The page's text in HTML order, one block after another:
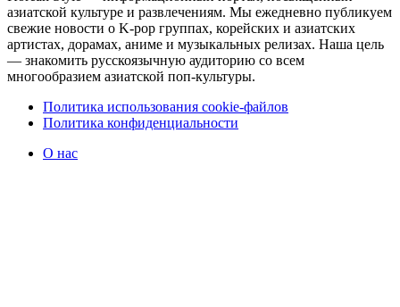
азиатской культуре и развлечениям. Мы ежедневно публикуем
свежие новости о K-pop группах, корейских и азиатских
артистах, дорамах, аниме и музыкальных релизах. Наша цель
— знакомить русскоязычную аудиторию со всем
многообразием азиатской поп-культуры.
Политика использования cookie-файлов
Политика конфиденциальности
О нас